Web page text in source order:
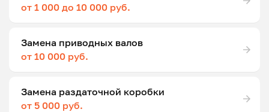
от 1 000 до 10 000 руб.
Замена приводных валов
от 10 000 руб.
Замена раздаточной коробки
от 5 000 руб.